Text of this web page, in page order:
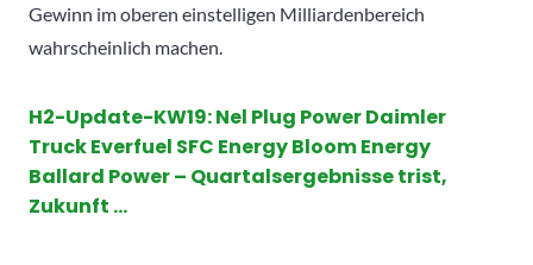
Gewinn im oberen einstelligen Milliardenbereich
wahrscheinlich machen.
H2-Update-KW19: Nel Plug Power Daimler
Truck Everfuel SFC Energy Bloom Energy
Ballard Power – Quartalsergebnisse trist,
Zukunft …